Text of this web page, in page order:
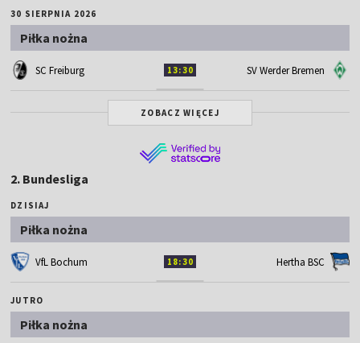
30 SIERPNIA 2026
Piłka nożna
SC Freiburg 13:30 SV Werder Bremen
ZOBACZ WIĘCEJ
2. Bundesliga
DZISIAJ
Piłka nożna
VfL Bochum 18:30 Hertha BSC
JUTRO
Piłka nożna